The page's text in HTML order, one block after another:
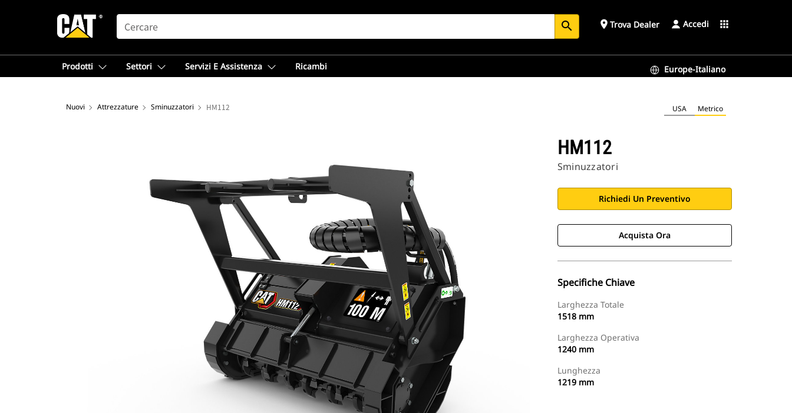
SEARCH search place Trova Dealer Accedi apps
Prodotti Settori Servizi E Assistenza Ricambi Europe-Italiano
Nuovi Attrezzature Sminuzzatori HM112 USA Metrico
HM112
Sminuzzatori
Richiedi Un Preventivo
Acquista Ora
Specifiche Chiave
Larghezza Totale
1518 mm
Larghezza Operativa
1240 mm
Lunghezza
1219 mm